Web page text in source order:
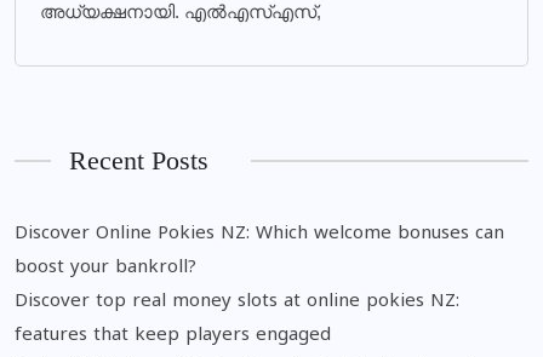
അധ്യക്ഷനായി. എല്‍എസ്എസ്,
Recent Posts
Discover Online Pokies NZ: Which welcome bonuses can
boost your bankroll?
Discover top real money slots at online pokies NZ:
features that keep players engaged